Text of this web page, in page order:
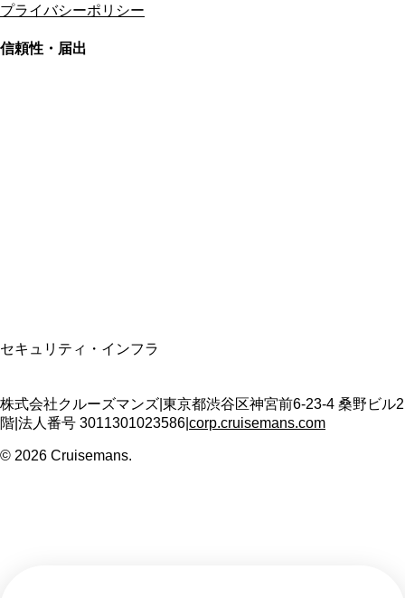
プライバシーポリシー
信頼性・届出
セキュリティ・インフラ
株式会社クルーズマンズ 東京都渋谷区神宮前6-23-4 桑野ビル2
階 法人番号 3011301023586 corp.cruisemans.com
© 2026 Cruisemans.